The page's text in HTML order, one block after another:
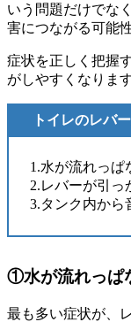
いう問題だけでな
害につながる可能
症状を正しく把握
がしやすくなります
トイレのレバ
1.水が流れっぱ
2.レバーが引っ
3.タンク内から
①水が流れっぱ
最も多い症状が、